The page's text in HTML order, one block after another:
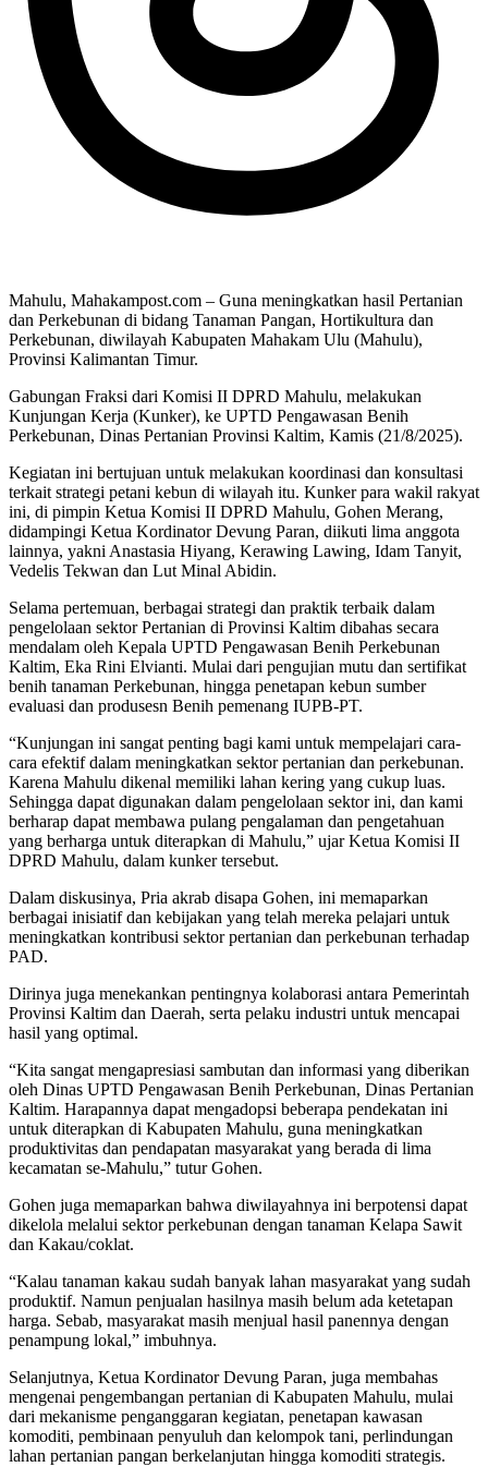
Mahulu, Mahakampost.com – Guna meningkatkan hasil Pertanian
dan Perkebunan di bidang Tanaman Pangan, Hortikultura dan
Perkebunan, diwilayah Kabupaten Mahakam Ulu (Mahulu),
Provinsi Kalimantan Timur.
Gabungan Fraksi dari Komisi II DPRD Mahulu, melakukan
Kunjungan Kerja (Kunker), ke UPTD Pengawasan Benih
Perkebunan, Dinas Pertanian Provinsi Kaltim, Kamis (21/8/2025).
Kegiatan ini bertujuan untuk melakukan koordinasi dan konsultasi
terkait strategi petani kebun di wilayah itu. Kunker para wakil rakyat
ini, di pimpin Ketua Komisi II DPRD Mahulu, Gohen Merang,
didampingi Ketua Kordinator Devung Paran, diikuti lima anggota
lainnya, yakni Anastasia Hiyang, Kerawing Lawing, Idam Tanyit,
Vedelis Tekwan dan Lut Minal Abidin.
Selama pertemuan, berbagai strategi dan praktik terbaik dalam
pengelolaan sektor Pertanian di Provinsi Kaltim dibahas secara
mendalam oleh Kepala UPTD Pengawasan Benih Perkebunan
Kaltim, Eka Rini Elvianti. Mulai dari pengujian mutu dan sertifikat
benih tanaman Perkebunan, hingga penetapan kebun sumber
evaluasi dan produsesn Benih pemenang IUPB-PT.
“Kunjungan ini sangat penting bagi kami untuk mempelajari cara-
cara efektif dalam meningkatkan sektor pertanian dan perkebunan.
Karena Mahulu dikenal memiliki lahan kering yang cukup luas.
Sehingga dapat digunakan dalam pengelolaan sektor ini, dan kami
berharap dapat membawa pulang pengalaman dan pengetahuan
yang berharga untuk diterapkan di Mahulu,” ujar Ketua Komisi II
DPRD Mahulu, dalam kunker tersebut.
Dalam diskusinya, Pria akrab disapa Gohen, ini memaparkan
berbagai inisiatif dan kebijakan yang telah mereka pelajari untuk
meningkatkan kontribusi sektor pertanian dan perkebunan terhadap
PAD.
Dirinya juga menekankan pentingnya kolaborasi antara Pemerintah
Provinsi Kaltim dan Daerah, serta pelaku industri untuk mencapai
hasil yang optimal.
“Kita sangat mengapresiasi sambutan dan informasi yang diberikan
oleh Dinas UPTD Pengawasan Benih Perkebunan, Dinas Pertanian
Kaltim. Harapannya dapat mengadopsi beberapa pendekatan ini
untuk diterapkan di Kabupaten Mahulu, guna meningkatkan
produktivitas dan pendapatan masyarakat yang berada di lima
kecamatan se-Mahulu,” tutur Gohen.
Gohen juga memaparkan bahwa diwilayahnya ini berpotensi dapat
dikelola melalui sektor perkebunan dengan tanaman Kelapa Sawit
dan Kakau/coklat.
“Kalau tanaman kakau sudah banyak lahan masyarakat yang sudah
produktif. Namun penjualan hasilnya masih belum ada ketetapan
harga. Sebab, masyarakat masih menjual hasil panennya dengan
penampung lokal,” imbuhnya.
Selanjutnya, Ketua Kordinator Devung Paran, juga membahas
mengenai pengembangan pertanian di Kabupaten Mahulu, mulai
dari mekanisme penganggaran kegiatan, penetapan kawasan
komoditi, pembinaan penyuluh dan kelompok tani, perlindungan
lahan pertanian pangan berkelanjutan hingga komoditi strategis.